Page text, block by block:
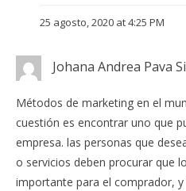
25 agosto, 2020 at 4:25 PM
Johana Andrea Pava
Métodos de marketing en el
cuestión es encontrar uno que
empresa. las personas que
o servicios deben procurar que
importante para el comprador,